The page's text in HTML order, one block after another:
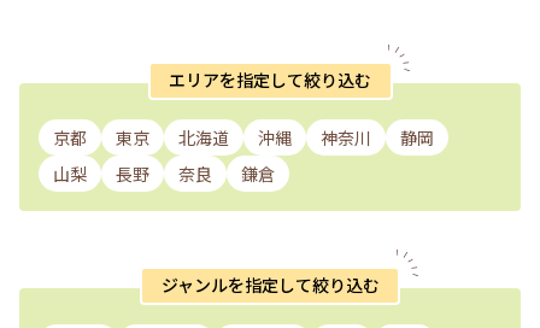
エリアを指定して絞り込む
京都 東京 北海道 沖縄 神奈川
静岡
山梨
長野 奈良 鎌倉
ジャンルを指定して絞り込む